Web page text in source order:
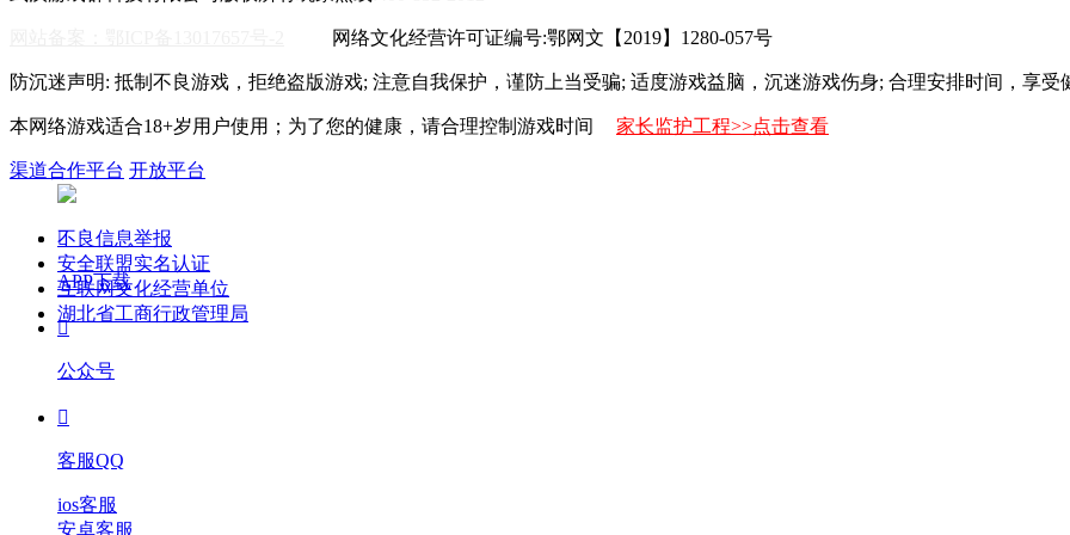
网络文化经营许可证编号:鄂网文【2019】1280-057号
防沉迷声明: 抵制不良游戏，拒绝盗版游戏; 注意自我保护，谨防上当受骗; 适度游戏益脑，沉迷游戏伤身; 合理安排时间，享受
本网络游戏适合18+岁用户使用；为了您的健康，请合理控制游戏时间 家长监护工程>>点击查看
渠道合作平台 开放平台
不良信息举报
安全联盟实名认证
互联网文化经营单位
湖北省工商行政管理局

APP下载

公众号

客服QQ
ios客服
安卓客服